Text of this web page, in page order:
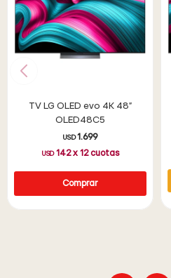
TV LG OLED evo 4K 48"
OLED48C5
USD 1.699
USD 142x 12cuotas